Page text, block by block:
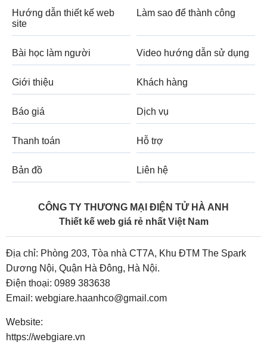
Hướng dẫn thiết kế web
site
Làm sao để thành công
Bài học làm người Video hướng dẫn sử dụng
Giới thiệu Khách hàng
Báo giá Dịch vụ
Thanh toán Hỗ trợ
Bản đồ Liên hệ
CÔNG TY THƯƠNG MẠI ĐIỆN TỬ HÀ ANH
Thiết kế web giá rẻ nhất Việt Nam
Địa chỉ: Phòng 203, Tòa nhà CT7A, Khu ĐTM The Spark
Dương Nội, Quận Hà Đông, Hà Nội.
Điện thoại: 0989 383638
Email: webgiare.haanhco@gmail.com
Website:
https://webgiare.vn